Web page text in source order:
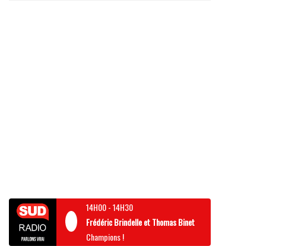
14H00-14H30
Frédéric Brindelle et Thomas Binet
Champions !